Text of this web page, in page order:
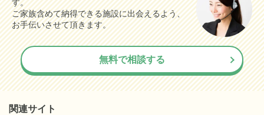
ご家族含めて納得できる施設に出会えるよう、
お手伝いさせて頂きます。
無料で相談する
関連サイト